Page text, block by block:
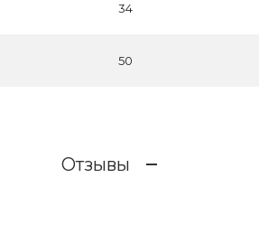
34
50
Отзывы